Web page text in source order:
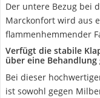
Der untere Bezug bei
Marckonfort wird aus
flammenhemmender
Verfügt die stabile
über eine
Bei dieser
ist sowohl gegen